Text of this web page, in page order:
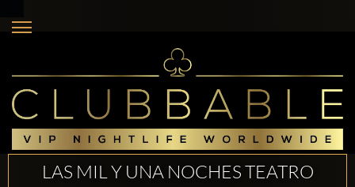
LAS MIL Y UNA NOCHES TEATRO